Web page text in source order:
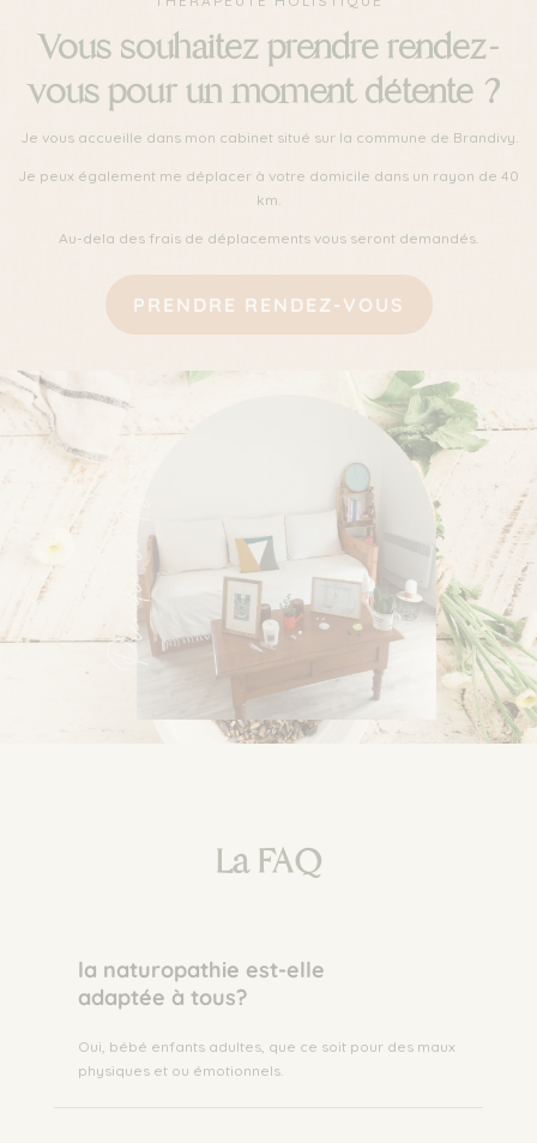
Vous souhaitez prendre rendez-
vous pour un moment détente ?
Je vous accueille dans mon cabinet situé sur la commune de Brandivy.
Je peux également me déplacer à votre domicile dans un rayon de 40
km.
Au-dela des frais de déplacements vous seront demandés.
PRENDRE RENDEZ-VOUS
La FAQ
la naturopathie est-elle
adaptée à tous?
Oui, bébé enfants adultes, que ce soit pour des maux
physiques et ou émotionnels.